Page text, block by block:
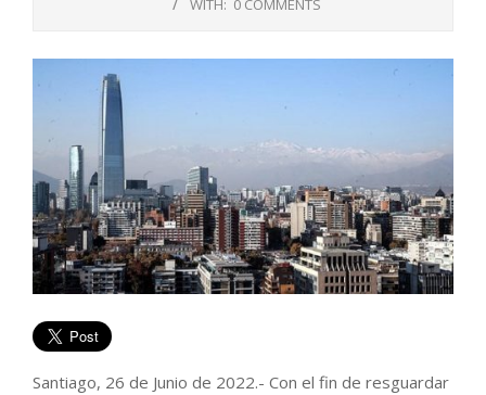
WITH: 0 COMMENTS
Santiago, 26 de Junio de 2022.- Con el fin de resguardar